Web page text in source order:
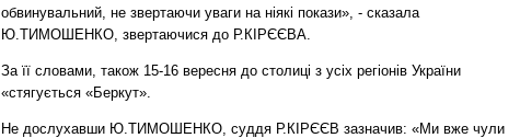
обвинувальний, не звертаючи уваги на ніякі покази», - сказала
Ю.ТИМОШЕНКО, звертаючися до Р.КІРЄЄВА.
За її словами, також 15-16 вересня до столиці з усіх регіонів України
«стягується «Беркут».
Не дослухавши Ю.ТИМОШЕНКО, суддя Р.КІРЄЄВ зазначив: «Ми вже чули